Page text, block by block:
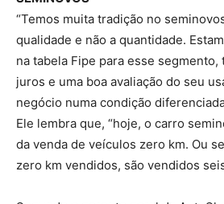
“Temos muita tradição no
qualidade e não a quantidade.
na tabela Fipe para esse segmento,
juros e uma boa avaliação do seu
negócio numa condição
Ele lembra que, “hoje, o carro
da venda de veículos zero km. Ou
zero km vendidos, são vendidos